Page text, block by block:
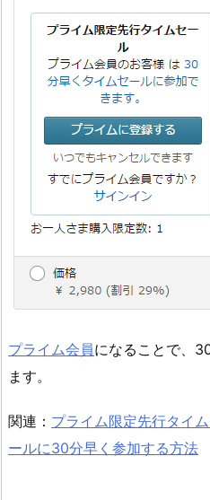
プライム会員になることで、
ます。
関連： プライム限定先行タイ
ールに30分早く参加する方法